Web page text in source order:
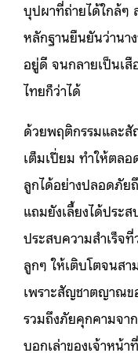
บุปผาที่ถ่ายได้ใกล้ๆ
หลักฐานยืนยันว่านา
อยู่ดี จนกลายเป็นเสื
ไทยก็ว่าได้
ด้วยพฤติกรรมและ
เต็มเปี่ยม ทำให้ตล
ลูกได้อย่างปลอดภัย
แถมยังเลี้ยงได้ประ
ประสบความสำเร็จที่
ลูกๆ ให้เติบโตจนสา
เพราะสัญชาตญาณข
รวมถึงภัยคุกคามจา
บอกเล่าของเจ้าหน้